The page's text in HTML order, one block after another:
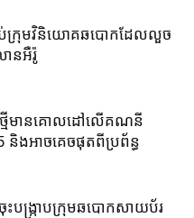
រុមវិនិយោគឆបោកដែលលួច
នអឺរ៉ូ
មីមានគោលដៅលើគណនី
ងអាចគេចផុតពីប្រព័ន្ធ
ង្រ្កាបក្រុមឆបោកសាយប័រ